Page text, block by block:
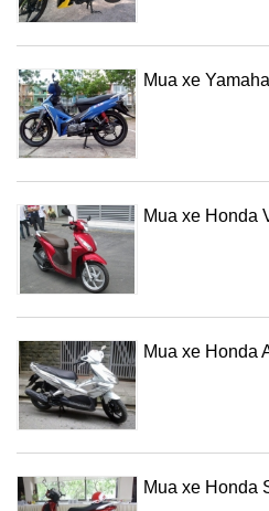
Mua xe
Mua xe Honda
Mua xe Honda
Mua xe Honda